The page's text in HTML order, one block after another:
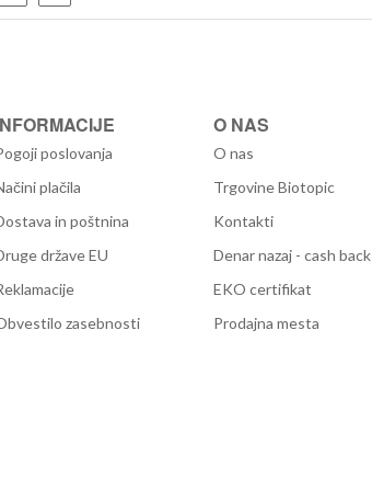
poslovanja
plačila
in poštnina
države EU
zasebnosti
O NAS
O nas
Trgovine Biotopic
Kontakti
Denar nazaj - cash back
EKO certifikat
Prodajna mesta